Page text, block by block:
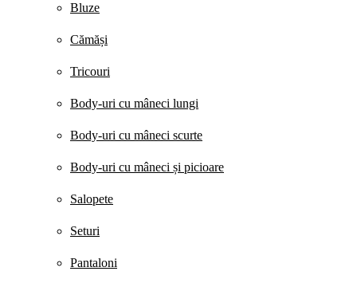
Bluze
Cămăși
Tricouri
Body-uri cu mâneci lungi
Body-uri cu mâneci scurte
Body-uri cu mâneci și picioare
Salopete
Seturi
Pantaloni